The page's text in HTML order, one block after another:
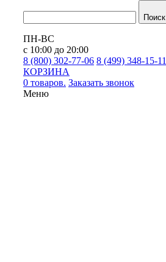
Поиск
ПН-ВС
с 10:00 до 20:00
8 (800) 302-77-06 8 (499) 348-15-11
КОРЗИНА
0 товаров. Заказать звонок
Меню